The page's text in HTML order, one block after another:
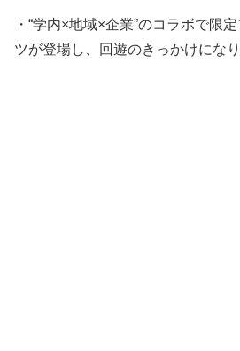
・“学内×地域×企業”のコラボで限
ツが登場し、回遊のきっかけになり